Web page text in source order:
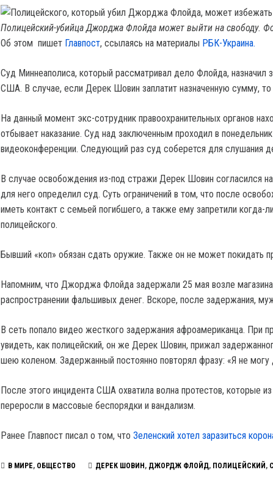
Полицейский-убийца Джорджа Флойда может выйти на свободу.
Об этом пишет Главпост, ссылаясь на материалы РБК-Украина.
Суд Миннеаполиса, который рассматривал дело Флойда, назначил
США. В случае, если Дерек Шовин заплатит назначенную сумму,
На данный момент экс-сотрудник правоохранительных органов
отбывает наказание. Суд над заключенным проходил в
видеоконференции. Следующий раз суд соберется для слушания
В случае освобождения из-под стражи Дерек Шовин согласился
для него определил суд. Суть ограничений в том, что после
иметь контакт с семьей погибшего, а также ему запретили когда-
полицейского.
Бывший «коп» обязан сдать оружие. Также он не может покидать
Напомним, что Джорджа Флойда задержали 25 мая возле
распространении фальшивых денег. Вскоре, после задержания,
В сеть попало видео жесткого задержания афроамериканца. При
увидеть, как полицейский, он же Дерек Шовин, прижал
шею коленом. Задержанный постоянно повторял фразу: «Я не могу
После этого инцидента США охватила волна протестов, которые
переросли в массовые беспорядки и вандализм.
Ранее Главпост писал о том, что Зеленский хотел заразиться
В МИРЕ, ОБЩЕСТВО ДЕРЕК ШОВИН , ДЖОРДЖ ФЛОЙД, ПОЛИЦЕЙСКИЙ ,